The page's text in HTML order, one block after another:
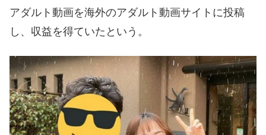
アダルト動画を海外のアダルト動画サイトに投稿
し、収益を得ていたという。